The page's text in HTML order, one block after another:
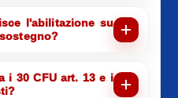
l'abilitazione su
i 30 CFU art. 13 e i